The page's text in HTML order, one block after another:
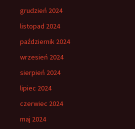
grudzień 2024
listopad 2024
październik 2024
wrzesień 2024
sierpień 2024
lipiec 2024
czerwiec 2024
maj 2024